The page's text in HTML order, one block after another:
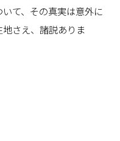
て、その真実は意外に
さえ、諸説ありま